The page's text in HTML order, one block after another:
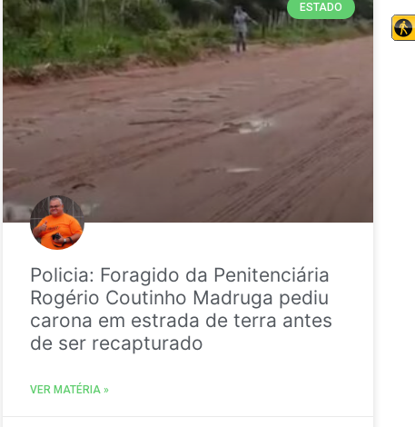
ESTADO
Policia: Foragido da Penitenciária
Rogério Coutinho Madruga pediu
carona em estrada de terra antes
de ser recapturado
VER MATÉRIA »